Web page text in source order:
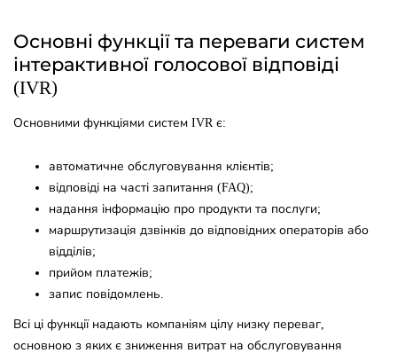
Основні функції та переваги систем
інтерактивної голосової відповіді
(IVR)
Основними функціями систем IVR є:
автоматичне обслуговування клієнтів;
відповіді на часті запитання (FAQ);
надання інформацію про продукти та послуги;
маршрутизація дзвінків до відповідних операторів або
відділів;
прийом платежів;
запис повідомлень.
Всі ці функції надають компаніям цілу низку переваг,
основною з яких є зниження витрат на обслуговування